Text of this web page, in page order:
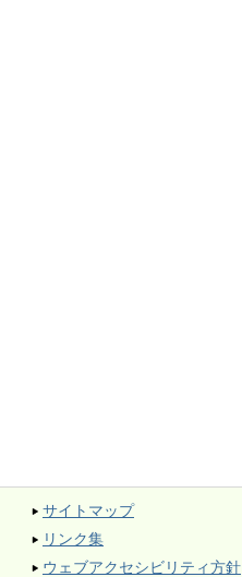
サイトマップ
リンク集
ウェブアクセシビリティ方針